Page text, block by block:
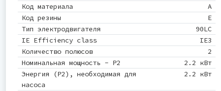
Код материала
A
Код резины
E
Тип электродвигателя
90LC
IE Efficiency class
IE3
Количество полюсов
2
Номинальная мощность - P2
2.2 кВт
Энергия (Р2), необходимая для
насоса
2.2 кВт